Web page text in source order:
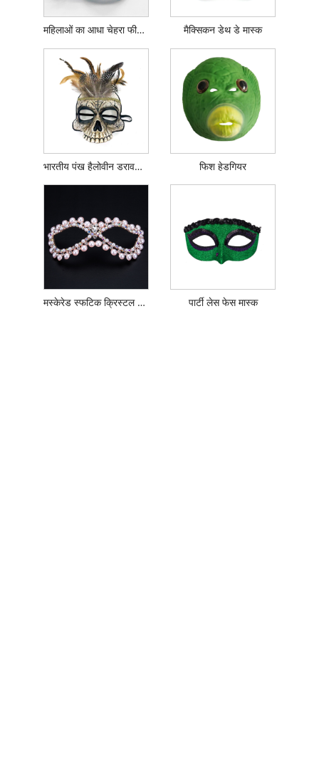
महिलाओं का आधा चेहरा फीता मास्क मैक्सिकन डेथ डे मास्क
भारतीय पंख हैलोवीन डरावना मुखौटा फिश हेडगियर
मस्केरेड स्फटिक क्रिस्टल आई मास्क पार्टी लेस फेस मास्क